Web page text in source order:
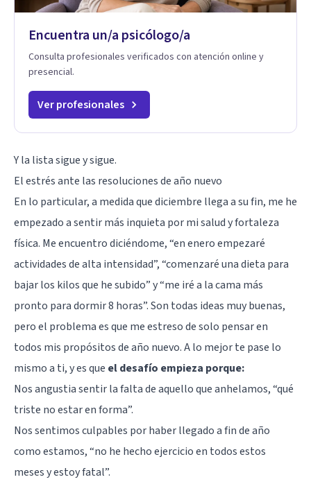
Encuentra un/a psicólogo/a
Consulta profesionales verificados con atención online y
presencial.
Ver profesionales
Y la lista sigue y sigue.
El estrés ante las resoluciones de año nuevo
En lo particular, a medida que diciembre llega a su fin, me he
empezado a sentir más inquieta por mi salud y fortaleza
física. Me encuentro diciéndome, “en enero empezaré
actividades de alta intensidad”, “comenzaré una dieta para
bajar los kilos que he subido” y “me iré a la cama más
pronto para dormir 8 horas”. Son todas ideas muy buenas,
pero el problema es que me estreso de solo pensar en
todos mis propósitos de año nuevo. A lo mejor te pase lo
mismo a ti, y es que el desafío empieza porque:
Nos angustia sentir la falta de aquello que anhelamos, “qué
triste no estar en forma”.
Nos sentimos culpables por haber llegado a fin de año
como estamos, “no he hecho ejercicio en todos estos
meses y estoy fatal”.